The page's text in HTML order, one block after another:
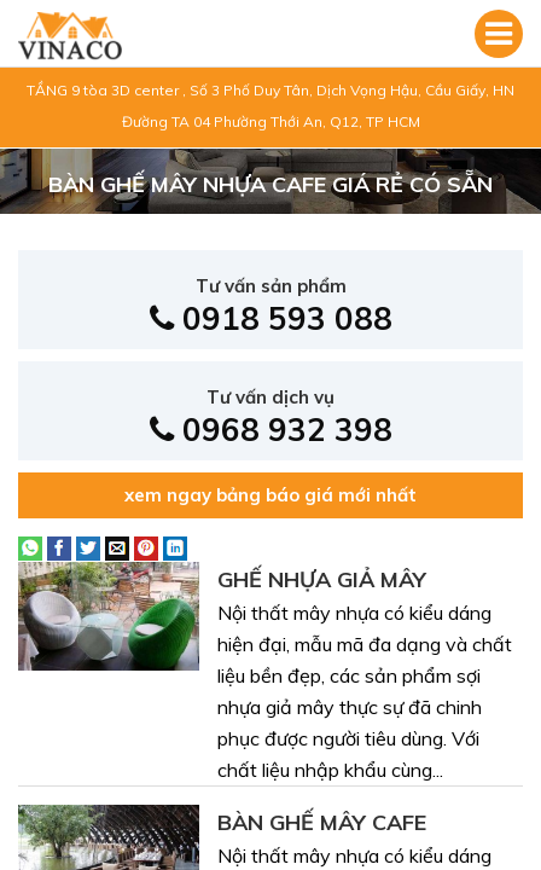
TẦNG 9 tòa 3D center , Số 3 Phố Duy Tân, Dịch Vọng Hậu, Cầu Giấy, HN
Đường TA 04 Phường Thới An, Q12, TP HCM
BÀN GHẾ MÂY NHỰA CAFE GIÁ RẺ CÓ SẴN
GHẾ NHỰA GIẢ MÂY
Nội thất mây nhựa có kiểu dáng
hiện đại, mẫu mã đa dạng và chất
liệu bền đẹp, các sản phẩm sợi
nhựa giả mây thực sự đã chinh
phục được người tiêu dùng. Với
chất liệu nhập khẩu cùng...
BÀN GHẾ MÂY CAFE
Nội thất mây nhựa có kiểu dáng
Tư vấn sản phẩm
0918 593 088
Tư vấn dịch vụ
0968 932 398
xem ngay bảng báo giá mới nhất